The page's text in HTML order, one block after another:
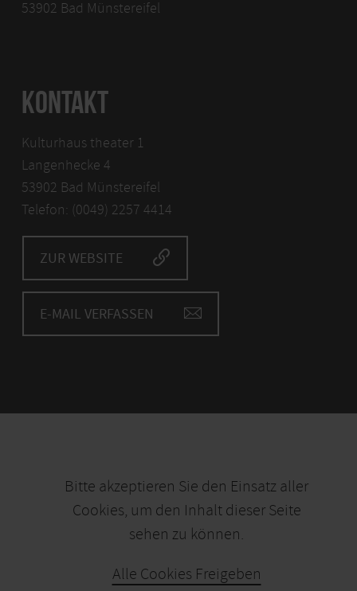
53902 Bad Münstereifel
KONTAKT
Kulturhaus theater 1
Langenhecke 4
53902 Bad Münstereifel
Telefon: (0049) 2257 4414
ZUR WEBSITE
E-MAIL VERFASSEN
Bitte akzeptieren Sie den Einsatz aller
Cookies, um den Inhalt dieser Seite
sehen zu können.
Alle Cookies Freigeben